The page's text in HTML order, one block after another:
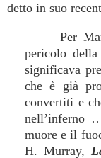
detto in suo
Per
pericolo
significava
che è già
convertiti e
nell’inferno
muore e il
H. Murray,